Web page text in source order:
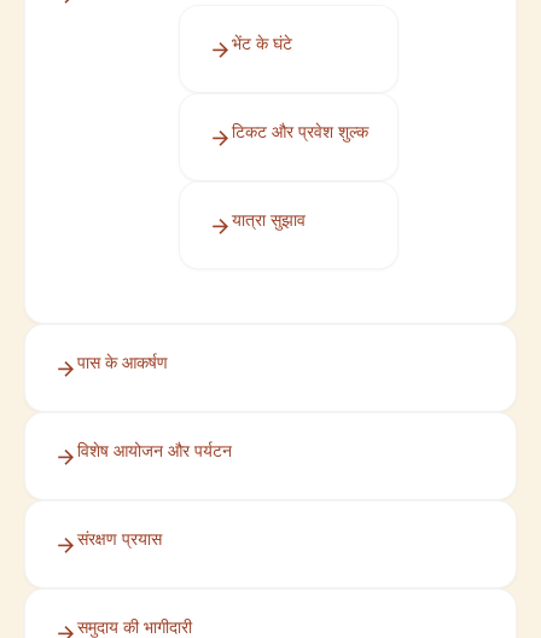
भेंट के घंटे
टिकट और प्रवेश शुल्क
यात्रा सुझाव
पास के आकर्षण
विशेष आयोजन और पर्यटन
संरक्षण प्रयास
समुदाय की भागीदारी